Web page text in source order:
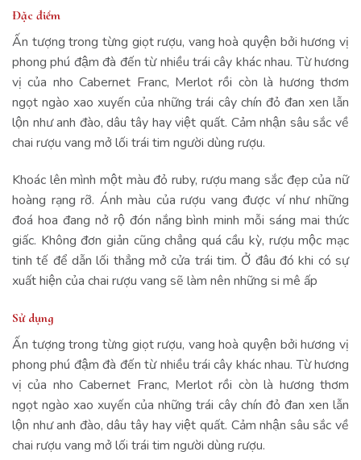
Đặc điểm
Ấn tượng trong từng giọt rượu, vang hoà quyện bởi hương vị
phong phú đậm đà đến từ nhiều trái cây khác nhau. Từ hương
vị của nho Cabernet Franc, Merlot rồi còn là hương thơm
ngọt ngào xao xuyến của những trái cây chín đỏ đan xen lẫn
lộn như anh đào, dâu tây hay việt quất. Cảm nhận sâu sắc về
chai rượu vang mở lối trái tim người dùng rượu.
Khoác lên mình một màu đỏ ruby, rượu mang sắc đẹp của nữ
hoàng rạng rỡ. Ánh màu của rượu vang được ví như những
đoá hoa đang nở rộ đón nắng bình minh mỗi sáng mai thức
giấc. Không đơn giản cũng chẳng quá cầu kỳ, rượu mộc mạc
tinh tế để dẫn lối thẳng mở cửa trái tim. Ở đâu đó khi có sự
xuất hiện của chai rượu vang sẽ làm nên những si mê ấp
Sử dụng
Ấn tượng trong từng giọt rượu, vang hoà quyện bởi hương vị
phong phú đậm đà đến từ nhiều trái cây khác nhau. Từ hương
vị của nho Cabernet Franc, Merlot rồi còn là hương thơm
ngọt ngào xao xuyến của những trái cây chín đỏ đan xen lẫn
lộn như anh đào, dâu tây hay việt quất. Cảm nhận sâu sắc về
chai rượu vang mở lối trái tim người dùng rượu.